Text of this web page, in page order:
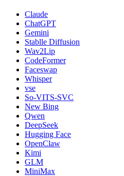
Claude
ChatGPT
Gemini
Stablle Diffusion
Wav2Lip
CodeFormer
Faceswap
Whisper
vse
So-VITS-SVC
New Bing
Qwen
DeepSeek
Hugging Face
OpenClaw
Kimi
GLM
MiniMax